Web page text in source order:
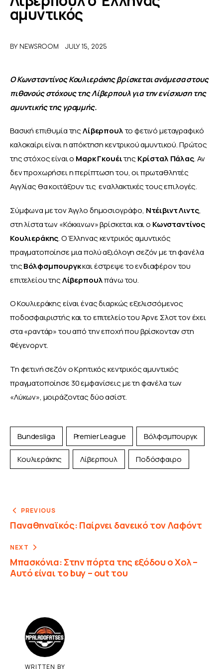
ΑΦΙΕΡΩΜΑΤΑ
MEET THE TEAM
αμυντικός
BY NEWSROOM JULY 15, 2025
Ο Κωνσταντίνος Κουλιεράκης βρίσκεται ανάμεσα στους
πιθανούς στόχους της Λίβερπουλ για την ενίσχυση της
αμυντικής της γραμμής.
Βασική επιθυμία της Λίβερπουλ το φετινό μεταγραφικό
καλοκαίρι είναι η απόκτηση κεντρικού αμυντικού. Πρώτος
της στόχος είναι ο Μαρκ Γκουέι της Κρίσταλ Πάλας. Αν
δεν προχωρήσει η περίπτωση του, οι πρωταθλητές
Αγγλίας θα κοιτάξουν τις  εναλλακτικές τους επιλογές.
Σύμφωνα με τον Άγγλο δημοσιογράφο, Ντέιβιντ Λιντς,
στη λίστα των «Κόκκινων» βρίσκεται και ο Κωνσταντίνος
Κουλιεράκης. Ο Έλληνας κεντρικός αμυντικός
πραγματοποίησε μια πολύ αξιόλογη σεζόν με τη φανέλα
της Βόλφσμπουργκ και έστρεψε το ενδιαφέρον του
επιτελείου της Λίβερπουλ πάνω του.
Ο Κουλιεράκης είναι ένας διαρκώς εξελισσόμενος
ποδοσφαιριστής και το επιτελείο του Άρνε Σλοτ τον έχει
στα «ραντάρ» του από την εποχή που βρίσκονταν στη
Φέγενορντ.
Τη φετινή σεζόν ο Κρητικός κεντρικός αμυντικός
πραγματοποίησε 30 εμφανίσεις με τη φανέλα των
«Λύκων», μοιράζοντας δύο ασίστ.
Bundesliga Premier League Βόλφσμπουργκ
Κουλιεράκης Λίβερπουλ Ποδόσφαιρο
PREVIOUS
Παναθηναϊκός: Παίρνει δανεικό τον Λαφόντ
NEXT
Μπασκόνια: Στην πόρτα της εξόδου ο Χολ –
Αυτό είναι το buy – out του
WRITTEN BY